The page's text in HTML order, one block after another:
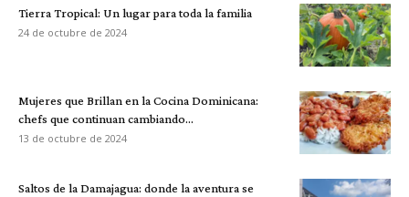
Tierra Tropical: Un lugar para toda la familia
24 de octubre de 2024
Mujeres que Brillan en la Cocina Dominicana:
chefs que continuan cambiando...
13 de octubre de 2024
Saltos de la Damajagua: donde la aventura se